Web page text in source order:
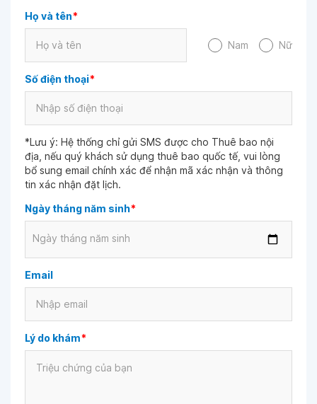
Họ và tên*
Nam Nữ
Số điện thoại*
*Lưu ý: Hệ thống chỉ gửi SMS được cho Thuê bao nội
địa, nếu quý khách sử dụng thuê bao quốc tế, vui lòng
bổ sung email chính xác để nhận mã xác nhận và thông
tin xác nhận đặt lịch.
Ngày tháng năm sinh*
Ngày tháng năm sinh
Email
Lý do khám*